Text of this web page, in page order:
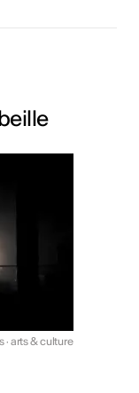
· arts & culture